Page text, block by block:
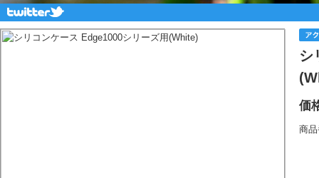
シ
価
商